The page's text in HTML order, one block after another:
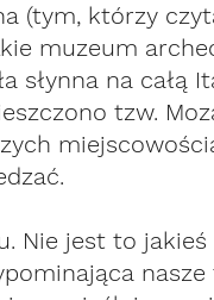
(tym, którzy
muzeum
słynna na całą
tzw.
Nie jest to